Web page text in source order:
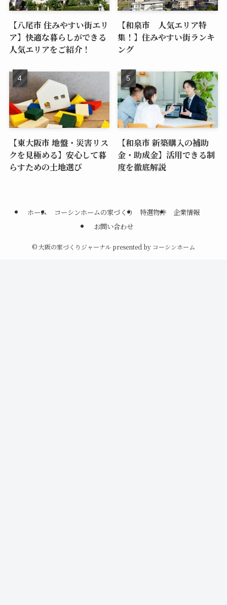
【八尾市 住みやすい街エリ
ア】快適な暮らしができる
人気エリアをご紹介！
【和泉市 人気エリア特
集！】住みやすい街ランキ
ング
【東大阪市 地盤・災害リス
クを見極める】安心して暮
らすための土地選び
【和泉市 新築購入の補助
金・助成金】活用できる制
度を徹底解説
ホーム コーシンホームの家づくり 特選物件
企業情報
お問い合わせ
©大阪の家づくりジャーナル presented by コーシンホーム